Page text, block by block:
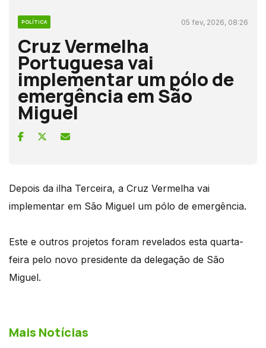
POLÍTICA 05 fev, 2026, 08:26
Cruz Vermelha
Portuguesa vai
implementar um pólo de
emergência em São
Miguel
Depois da ilha Terceira, a Cruz Vermelha vai
implementar em São Miguel um pólo de emergência.
Este e outros projetos foram revelados esta quarta-
feira pelo novo presidente da delegação de São
Miguel.
Mais Notícias